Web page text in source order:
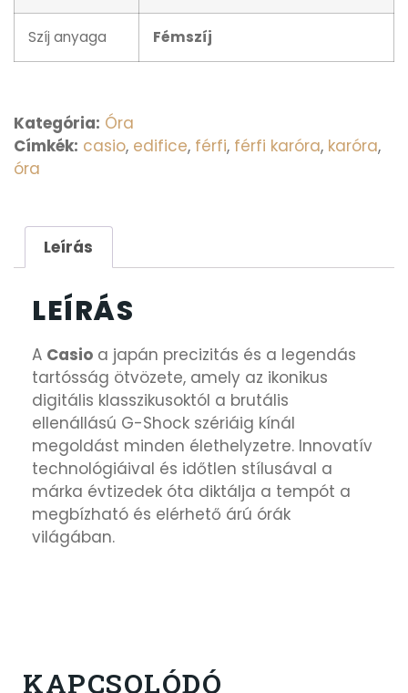
Szíj anyaga Fémszíj
Kategória: Óra
Címkék: casio, edifice, férfi, férfi karóra, karóra,
óra
Leírás
LEÍRÁS
A Casio a japán precizitás és a legendás
tartósság ötvözete, amely az ikonikus
digitális klasszikusoktól a brutális
ellenállású G-Shock szériáig kínál
megoldást minden élethelyzetre. Innovatív
technológiáival és időtlen stílusával a
márka évtizedek óta diktálja a tempót a
megbízható és elérhető árú órák
világában.
KAPCSOLÓDÓ